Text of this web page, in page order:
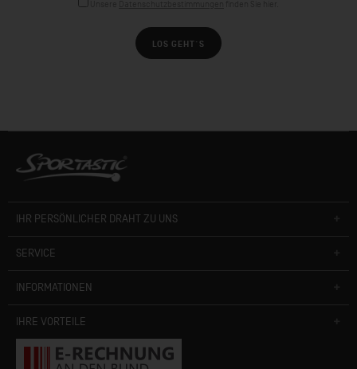
LOS GEHT´S
IHR PERSÖNLICHER DRAHT ZU UNS
SERVICE
INFORMATIONEN
IHRE VORTEILE